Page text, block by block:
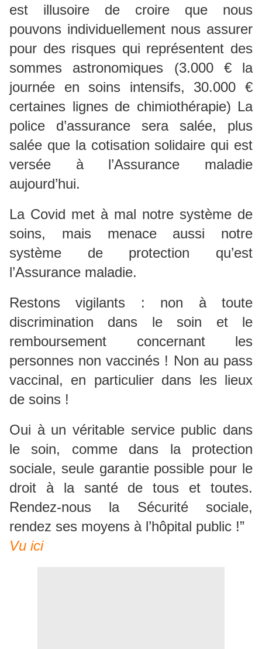
est illusoire de croire que nous
pouvons individuellement nous assurer
pour des risques qui représentent des
sommes astronomiques (3.000 € la
journée en soins intensifs, 30.000 €
certaines lignes de chimiothérapie) La
police d’assurance sera salée, plus
salée que la cotisation solidaire qui est
versée à l’Assurance maladie
aujourd’hui.
La Covid met à mal notre système de
soins, mais menace aussi notre
système de protection qu’est
l’Assurance maladie.
Restons vigilants : non à toute
discrimination dans le soin et le
remboursement concernant les
personnes non vaccinés ! Non au pass
vaccinal, en particulier dans les lieux
de soins !
Oui à un véritable service public dans
le soin, comme dans la protection
sociale, seule garantie possible pour le
droit à la santé de tous et toutes.
Rendez-nous la Sécurité sociale,
rendez ses moyens à l’hôpital public !”
Vu ici